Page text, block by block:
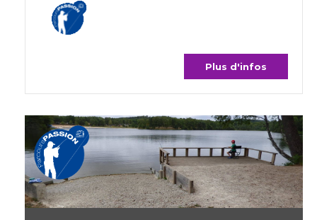
Plus d'infos